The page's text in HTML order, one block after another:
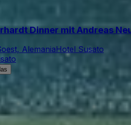
Dinner mit Andreas
AlemaniaHotel Susato